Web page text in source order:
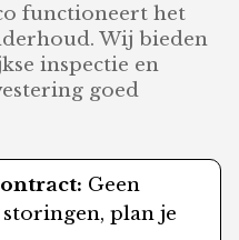
functioneert het
Wij bieden
inspectie en
goed
Geen
plan je